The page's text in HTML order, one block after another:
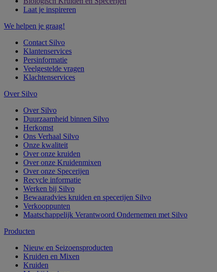
Laat je inspireren
We helpen je graag!
Contact Silvo
Klantenservices
Persinformatie
Veelgestelde vragen
Klachtenservices
Over Silvo
Over Silvo
Duurzaamheid binnen Silvo
Herkomst
Ons Verhaal Silvo
Onze kwaliteit
Over onze kruiden
Over onze Kruidenmixen
Over onze Specerijen
Recycle informatie
Werken bij Silvo
Bewaaradvies kruiden en specerijen Silvo
Verkooppunten
Maatschappelijk Verantwoord Ondernemen met Silvo
Producten
Nieuw en Seizoensproducten
Kruiden en Mixen
Kruiden